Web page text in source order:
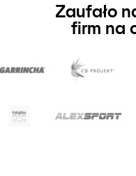
Zaufało
firm na